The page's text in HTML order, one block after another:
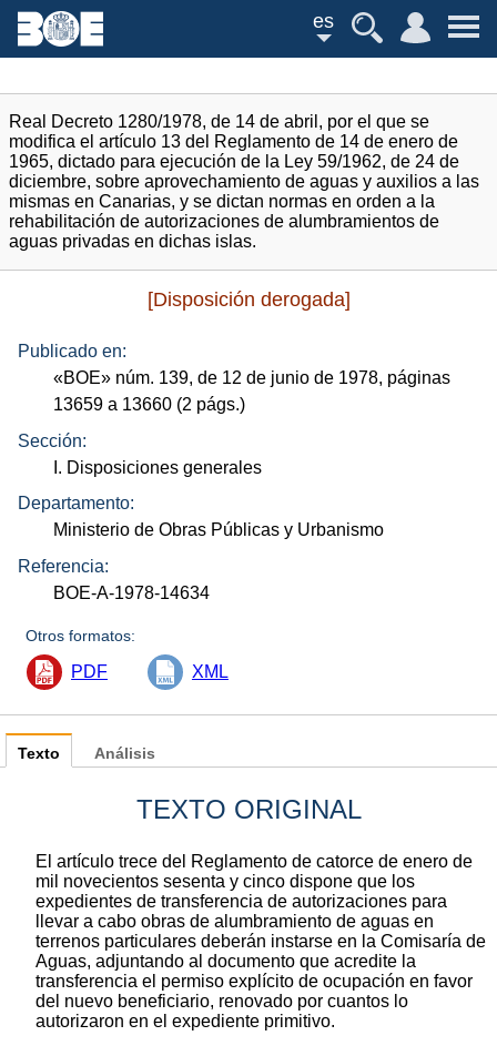
es
Real Decreto 1280/1978, de 14 de abril, por el que se
modifica el artículo 13 del Reglamento de 14 de enero de
1965, dictado para ejecución de la Ley 59/1962, de 24 de
diciembre, sobre aprovechamiento de aguas y auxilios a las
mismas en Canarias, y se dictan normas en orden a la
rehabilitación de autorizaciones de alumbramientos de
aguas privadas en dichas islas.
[Disposición derogada]
Publicado en:
«BOE» núm. 139, de 12 de junio de 1978, páginas
13659 a 13660 (2 págs.)
Sección:
I. Disposiciones generales
Departamento:
Ministerio de Obras Públicas y Urbanismo
Referencia:
BOE-A-1978-14634
Otros formatos:
PDF XML
Texto
TEXTO ORIGINAL
El artículo trece del Reglamento de catorce de enero de
mil novecientos sesenta y cinco dispone que los
expedientes de transferencia de autorizaciones para
llevar a cabo obras de alumbramiento de aguas en
terrenos particulares deberán instarse en la Comisaría de
Aguas, adjuntando al documento que acredite la
transferencia el permiso explícito de ocupación en favor
del nuevo beneficiario, renovado por cuantos lo
autorizaron en el expediente primitivo.
Análisis